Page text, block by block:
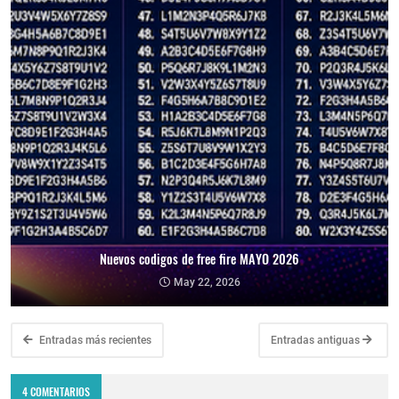
Nuevos codigos de free fire MAYO 2026
May 22, 2026
Entradas más recientes Entradas antiguas
4 COMENTARIOS